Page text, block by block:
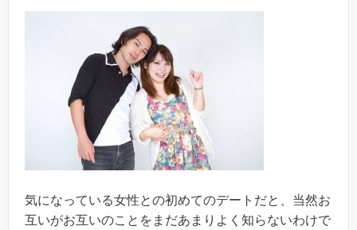
気になっている女性との初めてのデートだと、当然お
互いがお互いのことをまだあまりよく知らないわけで